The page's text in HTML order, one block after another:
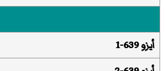
أيزو 639-1